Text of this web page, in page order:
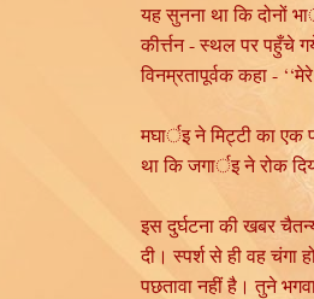
यह सुनना था कि दोनों
कीर्त्तन - स्थल पर पहुँचे
विनम्रतापूर्वक कहा -
मघार्इ ने मिट्टी का एक
था कि जगार्इ ने रोक
इस दुर्घटना की खबर
दी। स्पर्श से ही वह चंगा
पछतावा नहीं है। तुने